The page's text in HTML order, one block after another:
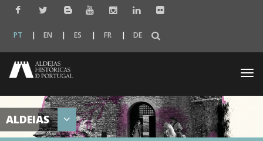
PT EN ES FR DE
ALDEIAS